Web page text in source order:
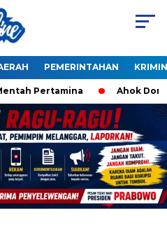
PEMERINTAHAN
Pertamina Ahok Dorong